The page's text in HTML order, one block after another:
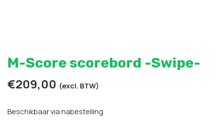
M-Score scorebord -Swipe-
€209,00 (excl. BTW)
Beschikbaar via nabestelling